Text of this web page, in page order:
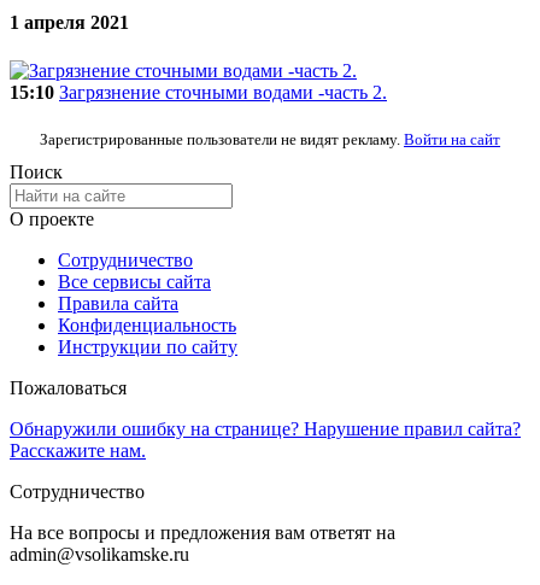
1 апреля 2021
15:10 Загрязнение сточными водами -часть 2.
Зарегистрированные пользователи не видят рекламу. Войти на сайт
Поиск
О проекте
Сотрудничество
Все сервисы сайта
Правила сайта
Конфиденциальность
Инструкции по сайту
Пожаловаться
Обнаружили ошибку на странице? Нарушение правил сайта?
Расскажите нам.
Сотрудничество
На все вопросы и предложения вам ответят на
admin@vsolikamske.ru